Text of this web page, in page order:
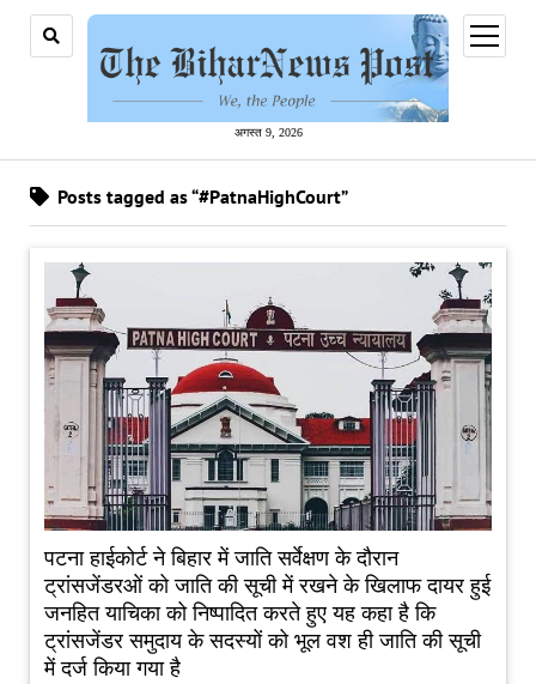
अगस्त 9, 2026
open
menu
Posts tagged as “#PatnaHighCourt”
पटना हाईकोर्ट ने बिहार में जाति सर्वेक्षण के दौरान
ट्रांसजेंडरओं को जाति की सूची में रखने के खिलाफ दायर हुई
जनहित याचिका को निष्पादित करते हुए यह कहा है कि
ट्रांसजेंडर समुदाय के सदस्यों को भूल वश ही जाति की सूची
में दर्ज किया गया है